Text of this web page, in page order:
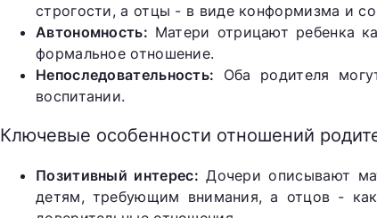
строгости, а отцы - в виде конформизма и
Автономность: Матери отрицают ребенка
формальное отношение.
Непоследовательность: Оба родителя
воспитании.
Ключевые особенности отношений
Позитивный интерес: Дочери описывают
детям, требующим внимания, а отцов -